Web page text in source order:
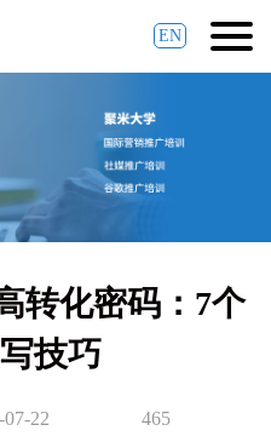
EN
转化密码：7个
技巧
07-22 465